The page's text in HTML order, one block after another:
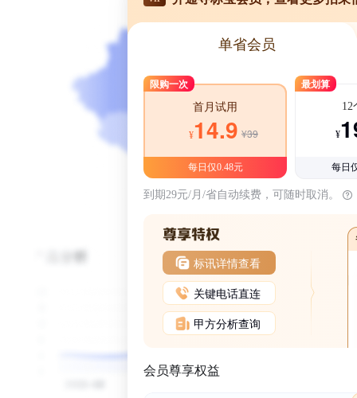
单省会员
限购一次
首月试用
¥14.9 ¥39
每日仅0.48元
最划算
12
¥
每日
到期29元/月/省自动续费，可随时取消。
标讯详情查看
关键电话直连
甲方分析查询
会员尊享权益